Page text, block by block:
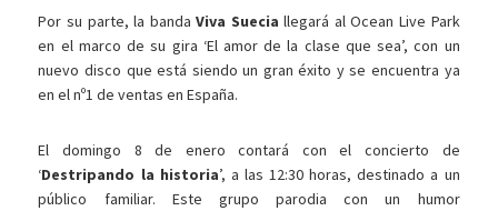
Por su parte, la bandaViva Suecia llegará al Ocean Live Park
en el marco de su gira ‘El amor de la clase que sea’, con un
nuevo disco que está siendo un gran éxito y se encuentra ya
en el nº1 de ventas en España.
El domingo 8 de enero contará con el concierto de
‘Destripando la historia’, a las 12:30 horas, destinado a un
público familiar. Este grupo parodia con un humor